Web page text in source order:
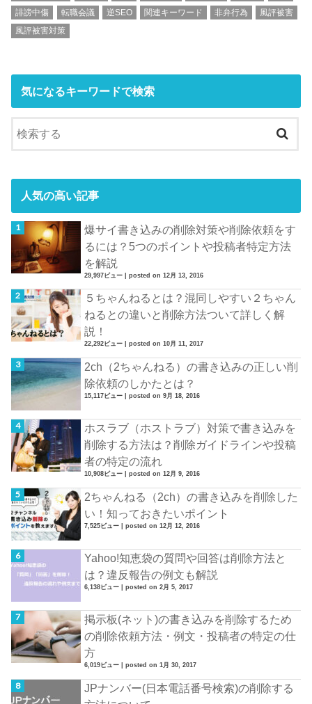
誹謗中傷
転職会議 逆SEO 関連キーワード 非弁行為
風評被害
風評被害対策
気になるキーワードで検索
人気の高い記事
爆サイ書き込みの削除対策や削除依頼をす
るには？5つのポイントや投稿者特定方法
を解説
29,997ビュー |posted on 12月 13, 2016
５ちゃんねるとは？混同しやすい２ちゃん
ねるとの違いと削除方法ついて詳しく解
説！
22,292ビュー |posted on 10月 11, 2017
2ch（2ちゃんねる）の書き込みの正しい削
除依頼のしかたとは？
15,117ビュー |posted on 9月 18, 2016
ホスラブ（ホストラブ）対策で書き込みを
削除する方法は？削除ガイドラインや投稿
者の特定の流れ
10,908ビュー |posted on 12月 9, 2016
2ちゃんねる（2ch）の書き込みを削除した
い！知っておきたいポイント
7,525ビュー |posted on 12月 12, 2016
Yahoo!知恵袋の質問や回答は削除方法と
は？違反報告の例文も解説
6,138ビュー |posted on 2月 5, 2017
掲示板(ネット)の書き込みを削除するため
の削除依頼方法・例文・投稿者の特定の仕
方
6,019ビュー |posted on 1月 30, 2017
JPナンバー(日本電話番号検索)の削除する